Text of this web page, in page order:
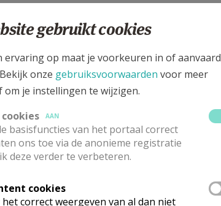
10.00 Eucharistie
10.00 Eucharistie
10.00
gebruikt cookies
ervaring op maat je voorkeuren in of aanvaard
onze gebruiksvoorwaarden voor meer
je instellingen te wijzigen.
AAN
basisfuncties van het portaal correct
ons toe via de anonieme registratie
deze verder te verbeteren.
cookies
correct weergeven van al dan niet